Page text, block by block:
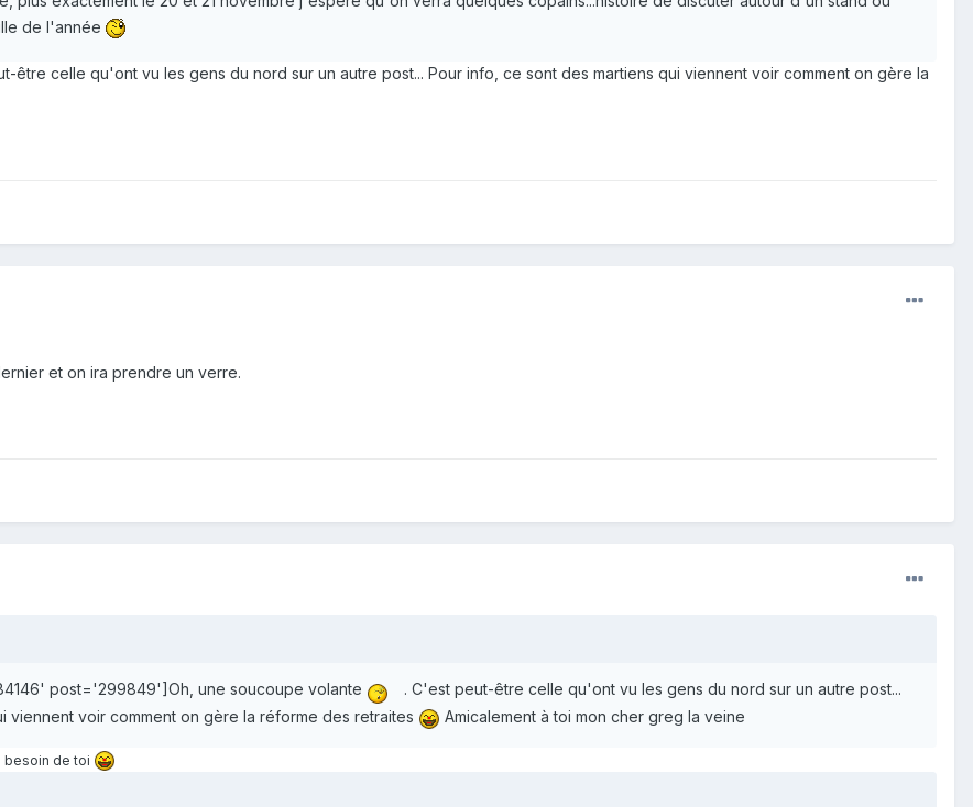
de l'année
être celle qu'ont vu les gens du nord sur un autre post... Pour info, ce sont des martiens qui viennent voir comment on gère la
et on ira prendre un verre.
post='299849']Oh, une soucoupe volante
. C'est peut-être celle qu'ont vu les gens du nord sur un autre post...
viennent voir comment on gère la réforme des retraites
Amicalement à toi mon cher greg la veine
besoin de toi